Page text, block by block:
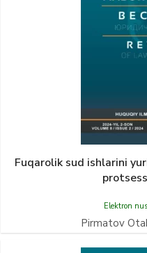
Fuqarolik sud ishlarini
Elektron
Pirmatov